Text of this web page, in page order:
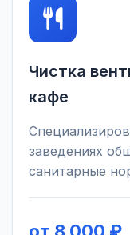
Чистка
кафе
заведениях
санитарные
от 8 000 ₽